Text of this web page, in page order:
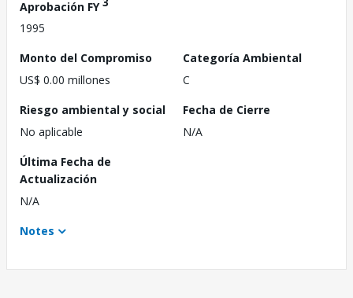
Aprobación FY
1995
Monto del Compromiso
US$ 0.00 millones
Categoría Ambiental
C
Riesgo ambiental y social
No aplicable
Fecha de Cierre
N/A
Última Fecha de
Actualización
N/A
Notes